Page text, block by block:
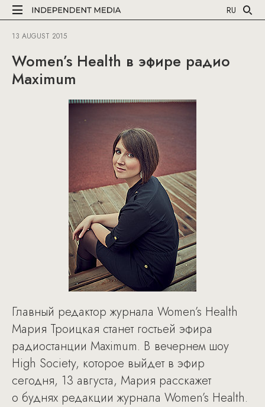
RU
13 AUGUST 2015
Women’s Health в эфире радио
Maximum
Главный редактор журнала Women’s Health
Мария Троицкая станет гостьей эфира
радиостанции Maximum. В вечернем шоу
High Society, которое выйдет в эфир
сегодня, 13 августа, Мария расскажет
о буднях редакции журнала Women’s Health.